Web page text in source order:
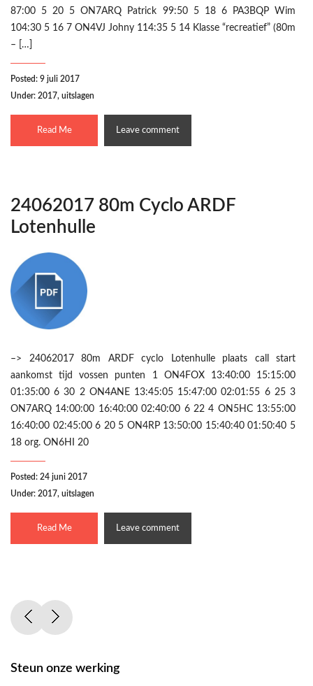
87:00 5 20 5 ON7ARQ Patrick 99:50 5 18 6 PA3BQP Wim
104:30 5 16 7 ON4VJ Johny 114:35 5 14 Klasse “recreatief” (80m
– […]
Posted: 9 juli 2017
Under: 2017, uitslagen
Read Me Leave comment
24062017 80m Cyclo ARDF
Lotenhulle
–> 24062017 80m ARDF cyclo Lotenhulle plaats call start
aankomst tijd vossen punten 1 ON4FOX 13:40:00 15:15:00
01:35:00 6 30 2 ON4ANE 13:45:05 15:47:00 02:01:55 6 25 3
ON7ARQ 14:00:00 16:40:00 02:40:00 6 22 4 ON5HC 13:55:00
16:40:00 02:45:00 6 20 5 ON4RP 13:50:00 15:40:40 01:50:40 5
18 org. ON6HI 20
Posted: 24 juni 2017
Under: 2017, uitslagen
Read Me Leave comment
Steun onze werking